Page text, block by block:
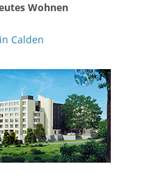
Wohnen
Calden